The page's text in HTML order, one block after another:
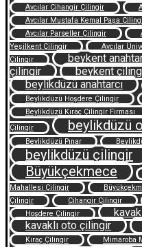
Avcılar Cihangir Çilingir
Avcılar Mustafa Kemal Paşa
Avcılar Parseller Çilingir
Yeşilkent Çilingir
Avcılar
Çilingir
beykent
çilingir
beykent
beylikdüzü anahtarcı
Beylikdüzü Hoşdere Çilingir
Beylikdüzü Kıraç Çilingir Firması
Çilingir
beylikdüzü
Beylikdüzü Pınar
beylikdüzü çilingir
Büyükçekmece
Mahallesi Çilingir
Çilingir
Cihangir Çilingir
Hoşdere Çilingir
kavaklı oto çilingir
Kıraç Çilingir
Mimaroba